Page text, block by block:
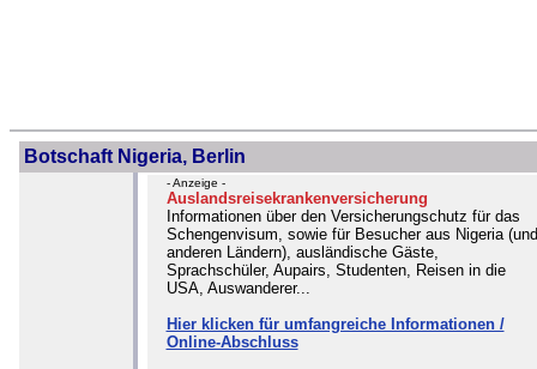
Botschaft Nigeria, Berlin
- Anzeige -
Auslandsreisekrankenversicherung
Informationen über den Versicherungschutz für das
Schengenvisum, sowie für Besucher aus Nigeria (und
anderen Ländern), ausländische Gäste,
Sprachschüler, Aupairs, Studenten, Reisen in die
USA, Auswanderer...
Hier klicken für umfangreiche Informationen /
Online-Abschluss